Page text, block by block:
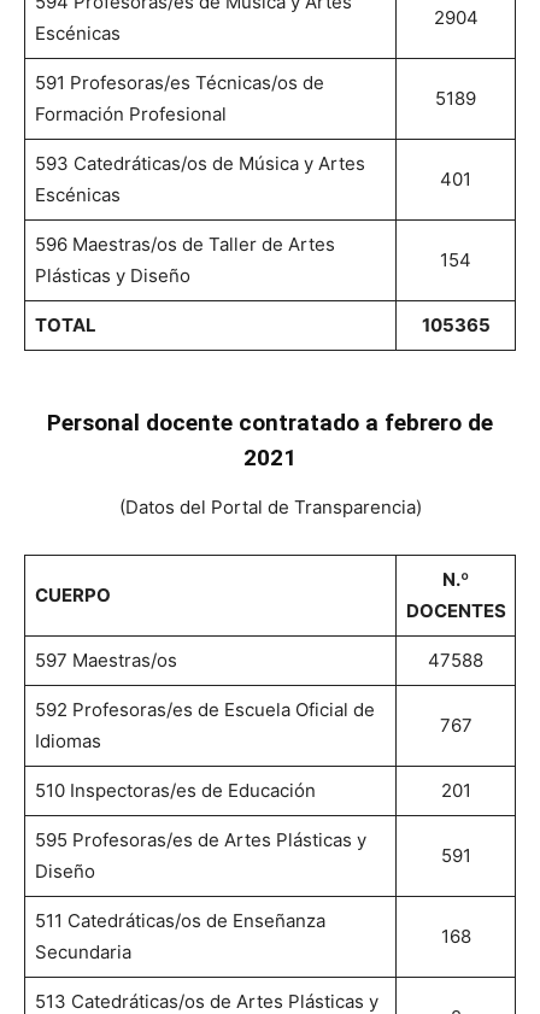
Escénicas
2904
591 Profesoras/es Técnicas/os de
Formación Profesional
5189
593 Catedráticas/os de Música y Artes
Escénicas
401
596 Maestras/os de Taller de Artes
Plásticas y Diseño
154
TOTAL 105365
Personal docente contratado a febrero de
2021
(Datos del Portal de Transparencia)
CUERPO
N.º
DOCENTES
597 Maestras/os 47588
592 Profesoras/es de Escuela Oficial de
Idiomas
767
510 Inspectoras/es de Educación 201
595 Profesoras/es de Artes Plásticas y
Diseño
591
511 Catedráticas/os de Enseñanza
Secundaria
168
513 Catedráticas/os de Artes Plásticas y